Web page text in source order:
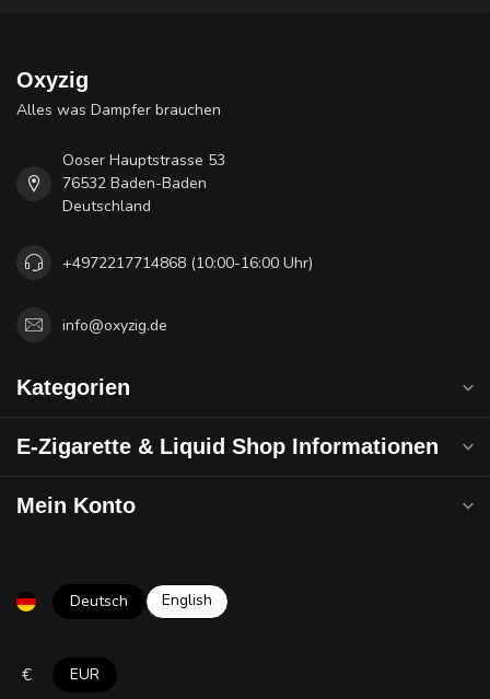
Oxyzig
Alles was Dampfer brauchen
Ooser Hauptstrasse 53
76532 Baden-Baden
Deutschland
+4972217714868 (10:00-16:00 Uhr)
info@oxyzig.de
Kategorien
E-Zigarette & Liquid Shop Informationen
Mein Konto
Deutsch English
€ EUR